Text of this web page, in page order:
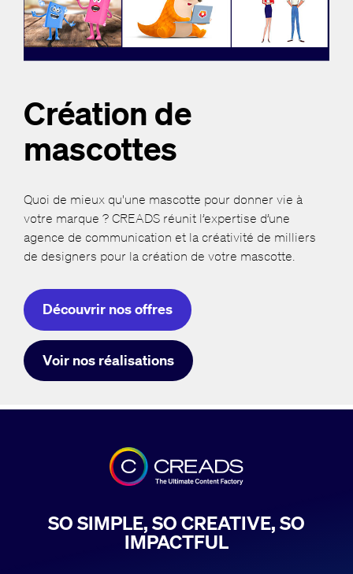
Création de
mascottes
Quoi de mieux qu'une mascotte pour donner vie à
votre marque ? CREADS réunit l’expertise d’une
agence de communication et la créativité de milliers
de designers pour la création de votre mascotte.
Découvrir nos offres
Voir nos réalisations
SO SIMPLE, SO CREATIVE, SO
IMPACTFUL